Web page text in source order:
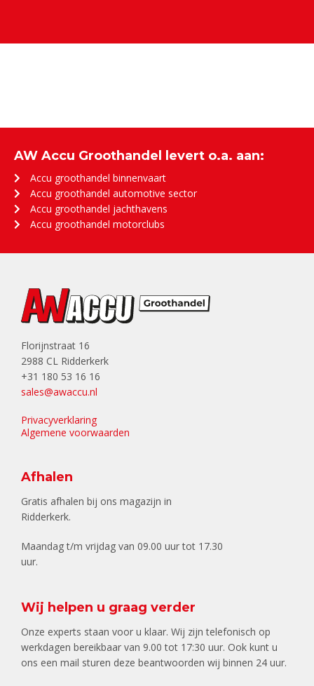
AW Accu Groothandel levert o.a. aan:
Accu groothandel binnenvaart
Accu groothandel automotive sector
Accu groothandel jachthavens
Accu groothandel motorclubs
Florijnstraat 16
2988 CL Ridderkerk
+31 180 53 16 16
sales@awaccu.nl
Privacyverklaring
Algemene voorwaarden
Afhalen
Gratis afhalen bij ons magazijn in
Ridderkerk.
Maandag t/m vrijdag van 09.00 uur tot 17.30
uur.
Wij helpen u graag verder
Onze experts staan voor u klaar. Wij zijn telefonisch op
werkdagen bereikbaar van 9.00 tot 17:30 uur. Ook kunt u
ons een mail sturen deze beantwoorden wij binnen 24 uur.